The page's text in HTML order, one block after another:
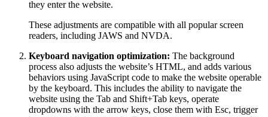
they enter the website.
These adjustments are compatible with all popular screen
readers, including JAWS and NVDA.
Keyboard navigation optimization: The background
process also adjusts the website’s HTML, and adds various
behaviors using JavaScript code to make the website operable
by the keyboard. This includes the ability to navigate the
website using the Tab and Shift+Tab keys, operate
dropdowns with the arrow keys, close them with Esc, trigger